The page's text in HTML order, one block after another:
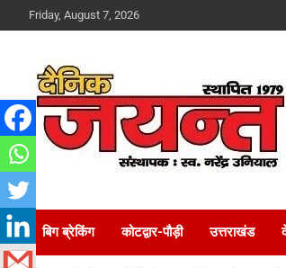
to
Friday, August 7, 2026
Dainik Jayant
बिग ब्रेकिंग कोटद्वार-पौड़ी उत्तराखंड